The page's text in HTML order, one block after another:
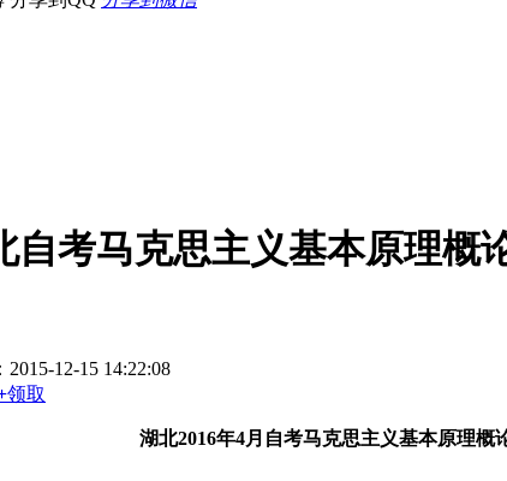
自考马克思主义基本原理
2015-12-15 14:22:08
领取
湖北2016年4月自考马克思主义基本原理概